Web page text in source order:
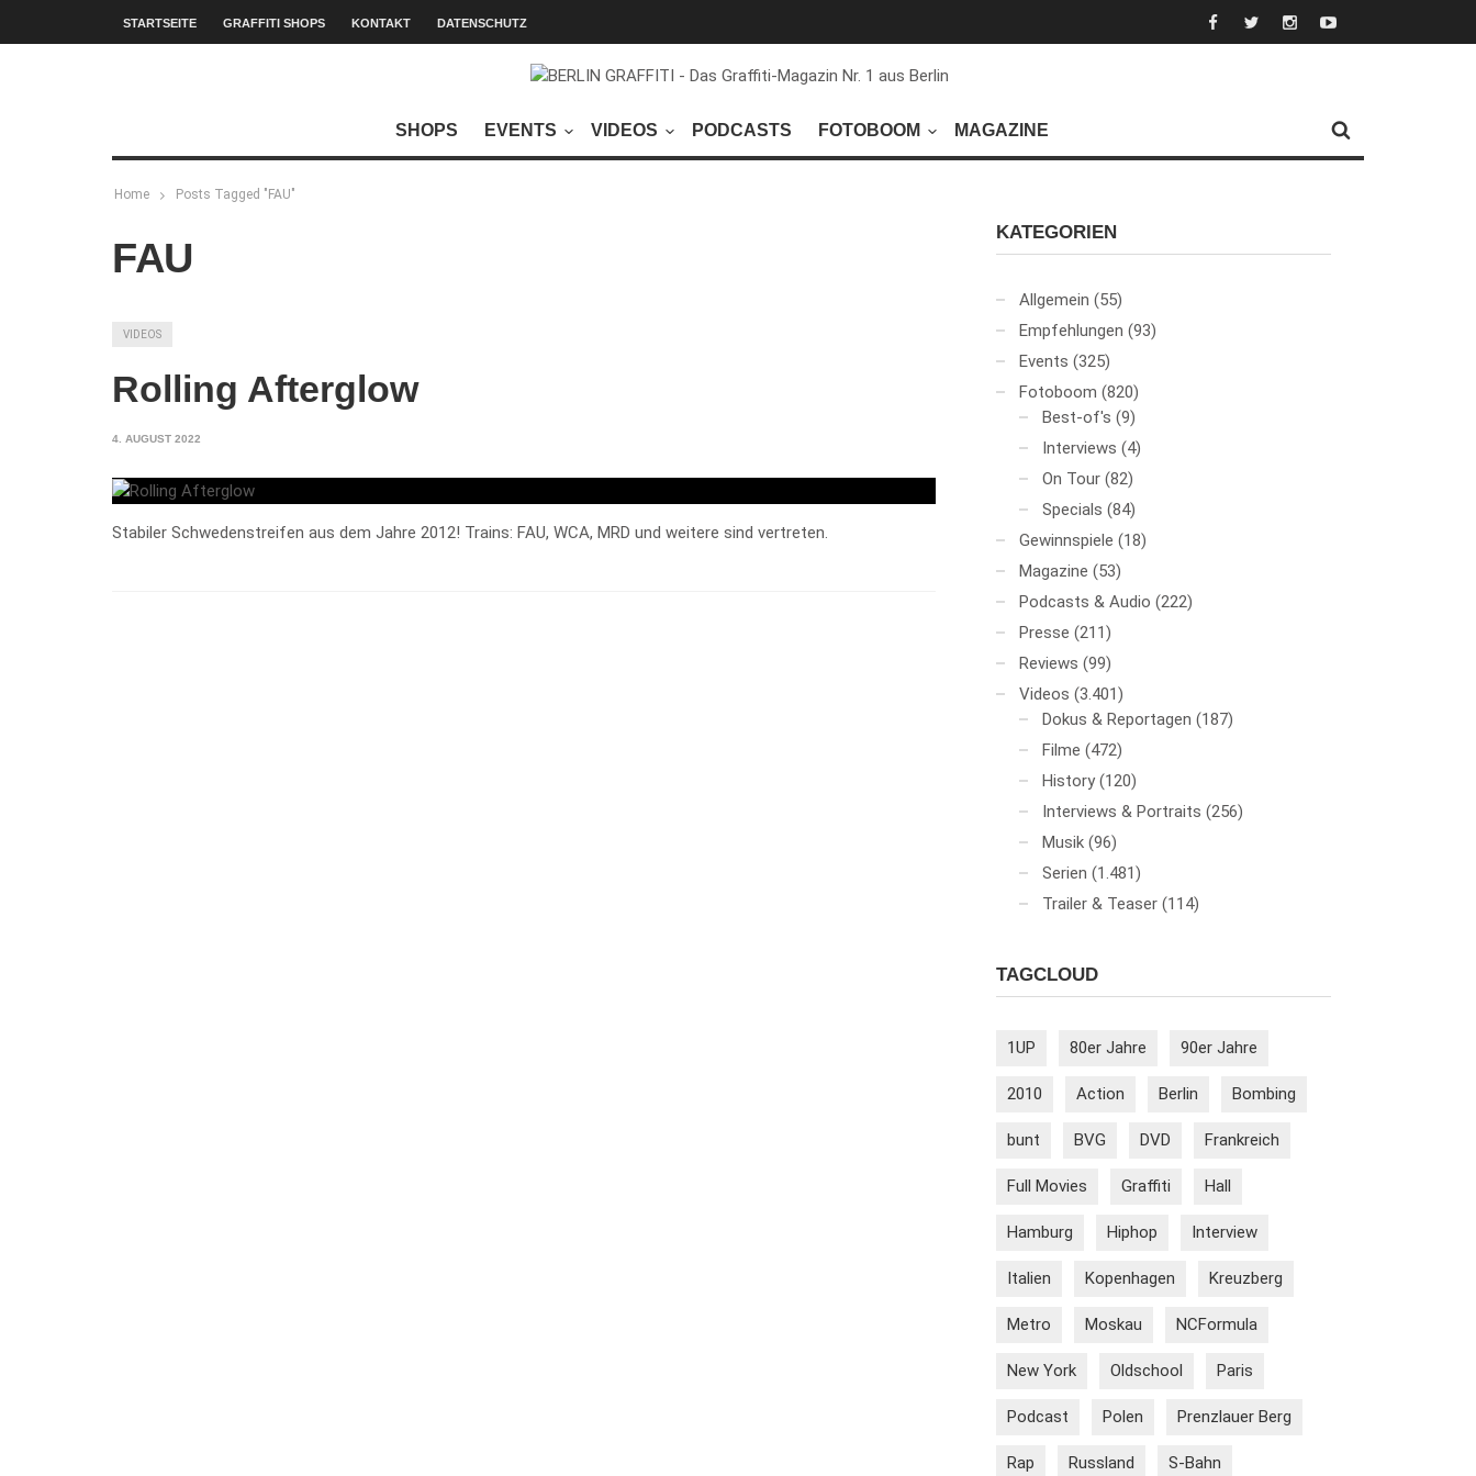
STARTSEITE GRAFFITI SHOPS KONTAKT DATENSCHUTZ
SHOPS EVENTS VIDEOS PODCASTS FOTOBOOM MAGAZINE
Home Posts Tagged "FAU"
FAU
VIDEOS
Rolling Afterglow
4. AUGUST 2022
Stabiler Schwedenstreifen aus dem Jahre 2012! Trains: FAU, WCA, MRD und weitere sind vertreten.
KATEGORIEN
Allgemein (55)
Empfehlungen (93)
Events (325)
Fotoboom (820)
Best-of's (9)
Interviews (4)
On Tour (82)
Specials (84)
Gewinnspiele (18)
Magazine (53)
Podcasts & Audio (222)
Presse (211)
Reviews (99)
Videos (3.401)
Dokus & Reportagen (187)
Filme (472)
History (120)
Interviews & Portraits (256)
Musik (96)
Serien (1.481)
Trailer & Teaser (114)
TAGCLOUD
1UP 80er Jahre 90er Jahre
2010 Action Berlin Bombing
bunt BVG DVD Frankreich
Full Movies Graffiti Hall
Hamburg Hiphop Interview
Italien Kopenhagen Kreuzberg
Metro Moskau NCFormula
New York Oldschool Paris
Podcast Polen Prenzlauer Berg
Rap Russland S-Bahn